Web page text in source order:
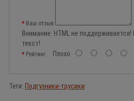
Ваш отзыв
Внимание: HTML не
текст!
Рейтинг Плохо
Теги: Подгузники-трусики